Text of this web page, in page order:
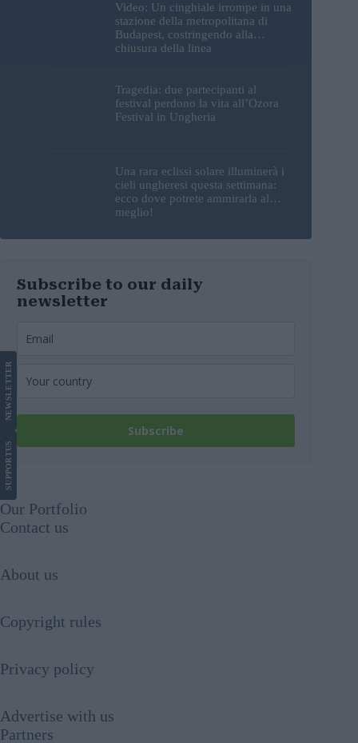
Video: Un cinghiale irrompe in una
stazione della metropolitana di
Budapest, costringendo alla
chiusura della linea
Tragedia: due partecipanti al
festival perdono la vita all’Ozora
Festival in Ungheria
Una rara eclissi solare illuminerà i
cieli ungheresi questa settimana:
ecco dove potrete ammirarla al
meglio!
Subscribe to our daily
newsletter
Subscribe
SUPPORT
US
NEWS
LETTER
Our Portfolio
Contact us
About us
Copyright rules
Privacy policy
Advertise with us
Partners